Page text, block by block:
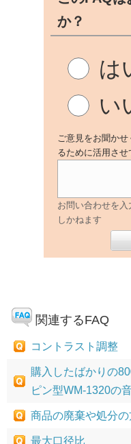
か？
は
い
ご意見をお聞か
るために活用させ
お問い合わせを
しかねます
関連するFAQ
コントラスト調整
購入したばかりの
ピン型WM-1320の
商品の廃棄や処分
最大口径比